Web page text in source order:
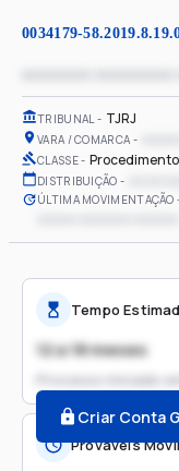
0034179-
TRIBUNAL TJRJ
VARA / COMARCA
CLASSE
DISTRIBUIÇÃO
ÚLTIMA MOVIMENTAÇÃO
Tempo
12 a 18 meses
Processo iniciado em
Criar Conta
Prováveis